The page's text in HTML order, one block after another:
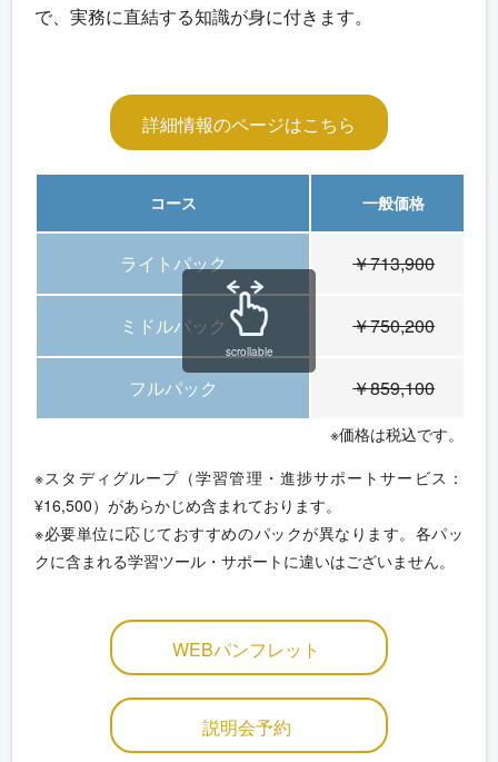
で、実務に直結する知識が身に付きます。
詳細情報のページはこちら
コース 一般価格
ライトパック ￥713,900
ミドルパック ￥750,200
フルパック ￥859,100
scrollable
※価格は税込です。
※スタディグループ（学習管理・進捗サポートサービス：
¥16,500）があらかじめ含まれております。
※必要単位に応じておすすめのパックが異なります。各パッ
クに含まれる学習ツール・サポートに違いはございません。
WEBパンフレット
説明会予約